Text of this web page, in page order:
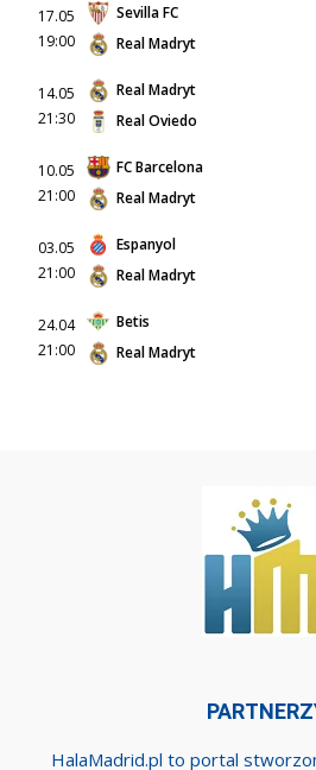
17.05
19:00
Sevilla FC
Real Madryt
14.05
21:30
Real Madryt
Real Oviedo
10.05
21:00
FC Barcelona
Real Madryt
03.05
21:00
Espanyol
Real Madryt
24.04
21:00
Betis
Real Madryt
HalaMadrid.pl to portal